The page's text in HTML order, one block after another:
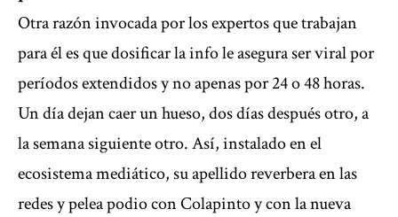
Otra razón invocada por los expertos que trabajan
para él es que dosificar la info le asegura ser viral por
períodos extendidos y no apenas por 24 o 48 horas.
Un día dejan caer un hueso, dos días después otro, a
la semana siguiente otro. Así, instalado en el
ecosistema mediático, su apellido reverbera en las
redes y pelea podio con Colapinto y con la nueva